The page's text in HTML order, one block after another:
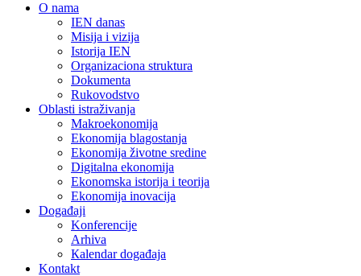
O nama
IEN danas
Misija i vizija
Istorija IEN
Organizaciona struktura
Dokumenta
Rukovodstvo
Oblasti istraživanja
Makroekonomija
Ekonomija blagostanja
Ekonomija životne sredine
Digitalna ekonomija
Ekonomska istorija i teorija
Ekonomija inovacija
Događaji
Konferencije
Arhiva
Кalendar događaja
Kontakt